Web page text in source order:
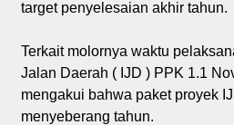
target penyelesaian akhir tahun.
Terkait molornya waktu
Jalan Daerah ( IJD ) PPK 1.1
mengakui bahwa paket proyek
menyeberang tahun.